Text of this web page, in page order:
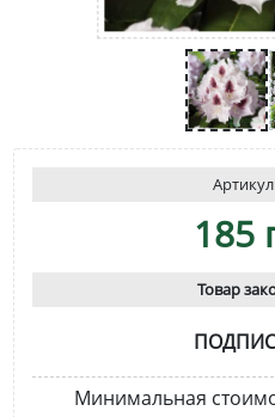
185
Товар
Минимальная